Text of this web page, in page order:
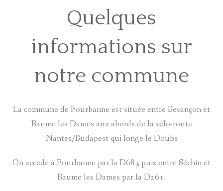
COMITÉ LOCAL D'ANIMATION
Quelques
informations sur
notre commune
La commune de Fourbanne est située entre Besançon et
Baume les Dames aux abords de la vélo-route
Nantes/Budapest qui longe le Doubs
On accède à Fourbanne par la D683 puis entre Séchin et
Baume les Dames par la D261.